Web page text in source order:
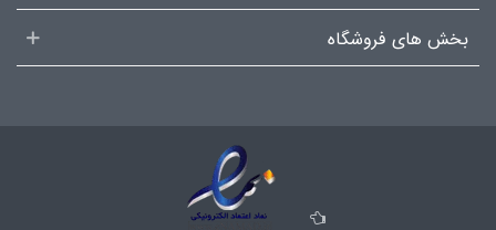
بخش های فروشگاه